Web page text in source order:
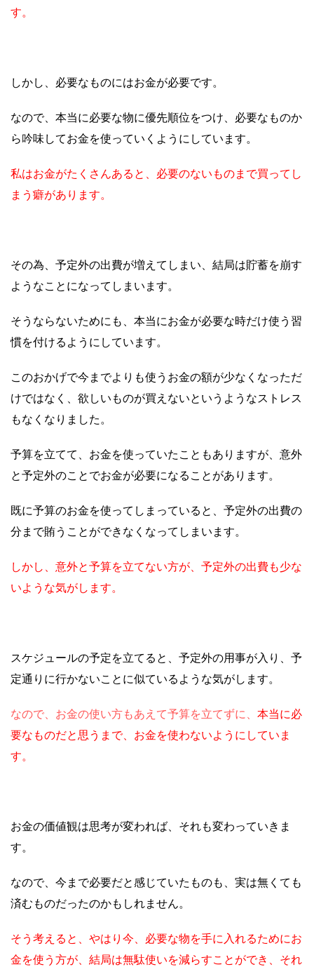
す。
しかし、必要なものにはお金が必要です。
なので、本当に必要な物に優先順位をつけ、必要なものか
ら吟味してお金を使っていくようにしています。
私はお金がたくさんあると、必要のないものまで買ってし
まう癖があります。
その為、予定外の出費が増えてしまい、結局は貯蓄を崩す
ようなことになってしまいます。
そうならないためにも、本当にお金が必要な時だけ使う習
慣を付けるようにしています。
このおかげで今までよりも使うお金の額が少なくなっただ
けではなく、欲しいものが買えないというようなストレス
もなくなりました。
予算を立てて、お金を使っていたこともありますが、意外
と予定外のことでお金が必要になることがあります。
既に予算のお金を使ってしまっていると、予定外の出費の
分まで賄うことができなくなってしまいます。
しかし、意外と予算を立てない方が、予定外の出費も少な
いような気がします。
スケジュールの予定を立てると、予定外の用事が入り、予
定通りに行かないことに似ているような気がします。
なので、お金の使い方もあえて予算を立てずに、 本当に必
要なものだと思うまで、お金を使わないようにしていま
す。
お金の価値観は思考が変われば、それも変わっていきま
す。
なので、今まで必要だと感じていたものも、実は無くても
済むものだったのかもしれません。
そう考えると、やはり今、必要な物を手に入れるためにお
金を使う方が、結局は無駄使いを減らすことができ、それ